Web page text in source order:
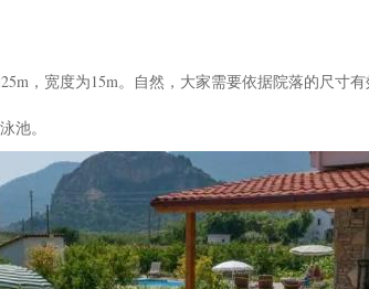
，宽度为15m。自然，大家需要依据院落的尺寸
池。